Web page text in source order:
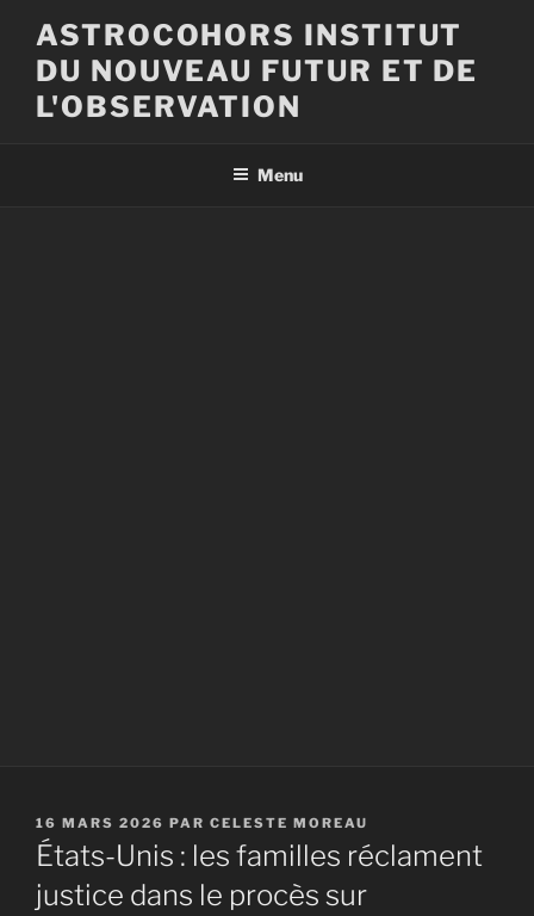
contenu
principal
ASTROCOHORS INSTITUT
DU NOUVEAU FUTUR ET DE
L'OBSERVATION
Menu
PUBLIÉ
LE
16 MARS 2026 PAR CELESTE MOREAU
États-Unis : les familles réclament
justice dans le procès sur